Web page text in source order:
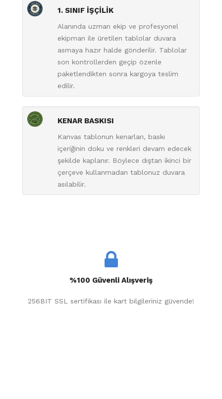
1. SINIF İŞÇİLİK
Alanında uzman ekip ve profesyonel
ekipman ile üretilen tablolar duvara
asmaya hazır halde gönderilir. Tablolar
son kontrollerden geçip özenle
paketlendikten sonra kargoya teslim
edilir.
KENAR BASKISI
Kanvas tablonun kenarları, baskı
içeriğinin doku ve renkleri devam edecek
şekilde kaplanır. Böylece dıştan ikinci bir
çerçeve kullanmadan tablonuz duvara
asılabilir.
%100 Güvenli Alışveriş
256BIT SSL sertifikası ile kart bilgileriniz güvende!